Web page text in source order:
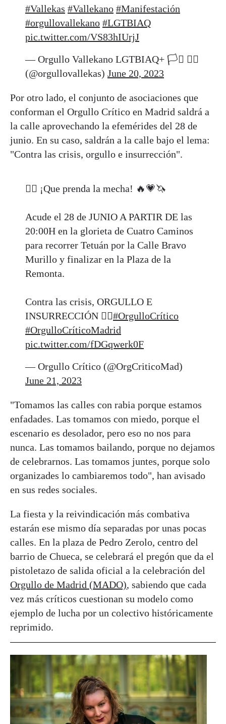
#Vallekas #Vallekano #Manifestación
#orgullovallekano #LGTBIAQ
pic.twitter.com/VS83hIUrjJ
— Orgullo Vallekano LGTBIAQ+ 🏳️‍⚧️ 🏳️‍🌈
(@orgullovallekas) June 20, 2023
Por otro lado, el conjunto de asociaciones que
conforman el Orgullo Crítico en Madrid saldrá a
la calle aprovechando la efemérides del 28 de
junio. En su caso, saldrán a la calle bajo el lema:
"Contra las crisis, orgullo e insurrección".
👉🏽 ¡Que prenda la mecha! 🔥💗🦄
Acude el 28 de JUNIO A PARTIR DE las
20:00H en la glorieta de Cuatro Caminos
para recorrer Tetuán por la Calle Bravo
Murillo y finalizar en la Plaza de la
Remonta.
Contra las crisis, ORGULLO E
INSURRECCIÓN ❤️‍🔥#OrgulloCrítico
#OrgulloCríticoMadrid
pic.twitter.com/fDGqwerk0F
— Orgullo Crítico (@OrgCriticoMad)
June 21, 2023
"Tomamos las calles con rabia porque estamos
enfadades. Las tomamos con miedo, porque el
escenario es desolador, pero eso no nos para
nunca. Las tomamos bailando, porque no dejamos
de celebrarnos. Las tomamos juntes, porque solo
organizades lo cambiaremos todo", han avisado
en sus redes sociales.
La fiesta y la reivindicación más combativa
estarán ese mismo día separadas por unas pocas
calles. En la plaza de Pedro Zerolo, centro del
barrio de Chueca, se celebrará el pregón que da el
pistoletazo de salida oficial a la celebración del
Orgullo de Madrid (MADO), sabiendo que cada
vez más críticos cuestionan su modelo como
ejemplo de lucha por un colectivo históricamente
reprimido.